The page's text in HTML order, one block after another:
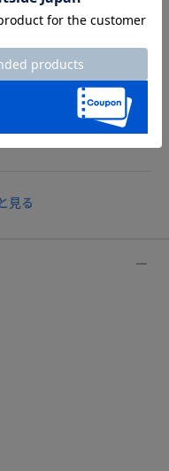
夏でも重くならないで
せるスタイルも選ばな
見る